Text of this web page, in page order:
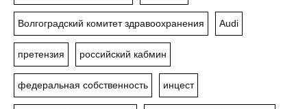
Волгоградский комитет здравоохранения Audi
претензия российский кабмин
федеральная собственность инцест